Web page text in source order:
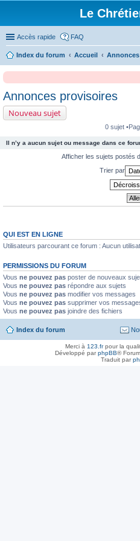
Le
Accès rapide FAQ
Index du forum Accueil
Annonces provisoires
Nouveau sujet
0 sujet
Il n’y a aucun sujet ou message dans ce
Afficher les sujets postés
Trier par
QUI EST EN LIGNE
Utilisateurs parcourant ce forum : Aucun
PERMISSIONS DU FORUM
Vous ne pouvez pas poster de nouveaux
Vous ne pouvez pas répondre aux sujets
Vous ne pouvez pas modifier vos messages
Vous ne pouvez pas supprimer vos
Vous ne pouvez pas joindre des fichiers
Index du forum
Merci à 123.frpour la
Développé parphpBB®
Traduit par